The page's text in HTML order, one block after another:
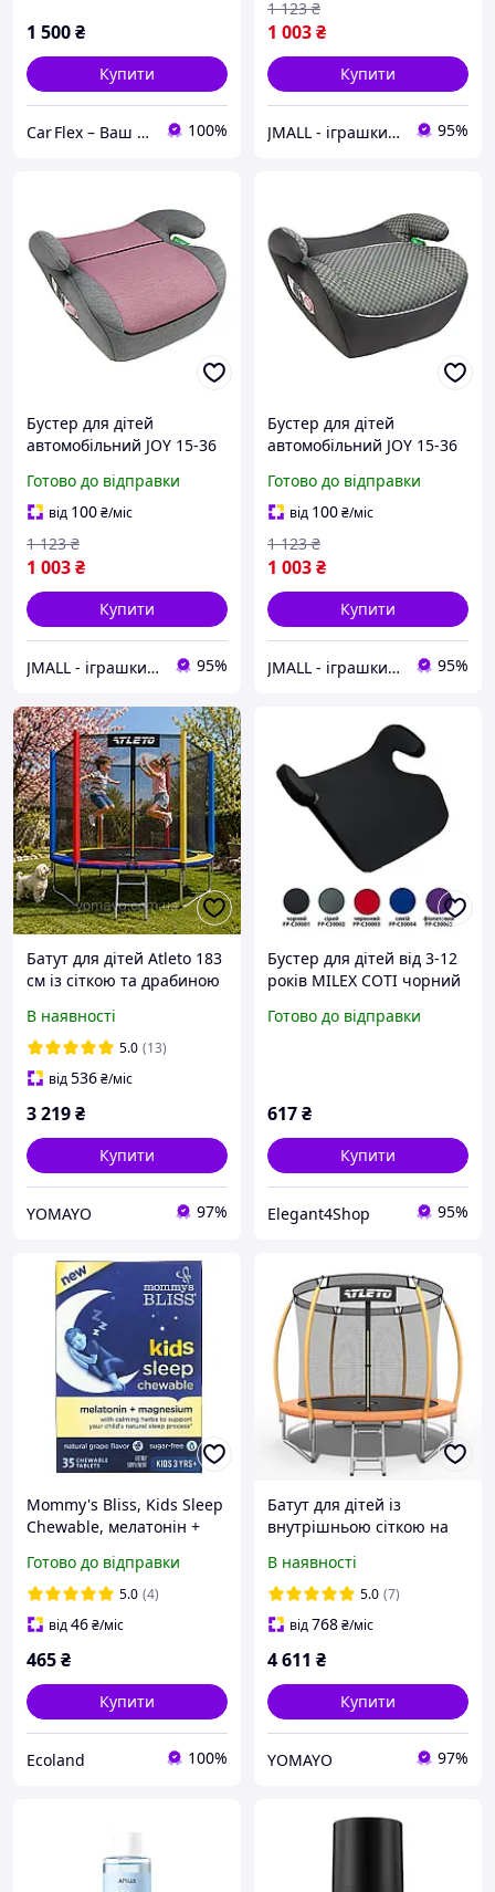
1 500₴
Купити
Car Flex – Ваш надійний автопартнер 100%
1 003₴
1 123 ₴
Купити
JMALL - іграшки та товари для детей 95%
Бустер для дітей
автомобільний JOY 15-36
з фіолетовим
Готово до відправки
від 100₴/міс
1 003₴
1 123 ₴
Купити
JMALL - іграшки та товари для детей 95%
Бустер для дітей
автомобільний JOY 15-36
сірий
Готово до відправки
від 100₴/міс
1 003₴
1 123 ₴
Купити
JMALL - іграшки та товари для детей 95%
Батут для дітей Atleto 183
см із сіткою та драбиною
спортивні
В наявності
5.0 (13)
від536₴/міс
3 219₴
Купити
YOMAYO 97%
Бустер для дітей від 3-12
років MILEX COTI чорний
Готово до відправки
617₴
Купити
Elegant4Shop 95%
Mommy's Bliss, Kids Sleep
Chewable, мелатонін +
дітям від 3 років,
натуральний виноград,
35 жувальних табл
Готово до відправки
5.0 (4)
від46₴/міс
465₴
Купити
Ecoland 100%
Батут для дітей із
внутрішньою сіткою на
252 см Atleto
помаранчевий / Круглий
батут для стрибків
дитячий
В наявності
5.0 (7)
від768₴/міс
4 611 ₴
Купити
YOMAYO 97%